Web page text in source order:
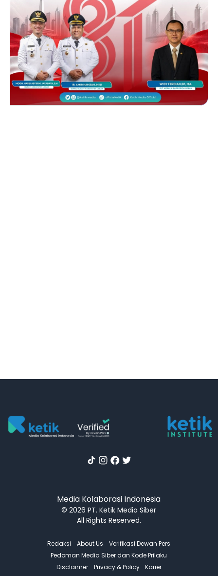
Media Kolaborasi Indonesia
© 2026 PT. Ketik Media Siber
All Rights Reserved.
Redaksi About Us
Verifikasi Dewan Pers
Pedoman Media Siber dan Kode Prilaku
Disclaimer
Privacy & Policy Karier